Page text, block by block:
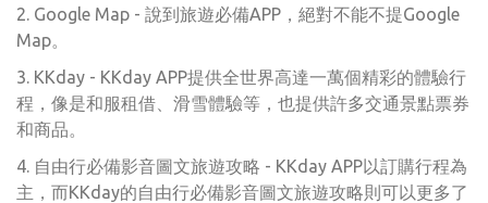
2. Google Map - 說到旅遊必備APP，絕對不能不提Google
Map。
3. KKday - KKday APP提供全世界高達一萬個精彩的體驗行
程，像是和服租借、滑雪體驗等，也提供許多交通景點票券
和商品。
4. 自由行必備影音圖文旅遊攻略 - KKday APP以訂購行程為
主，而KKday的自由行必備影音圖文旅遊攻略則可以更多了